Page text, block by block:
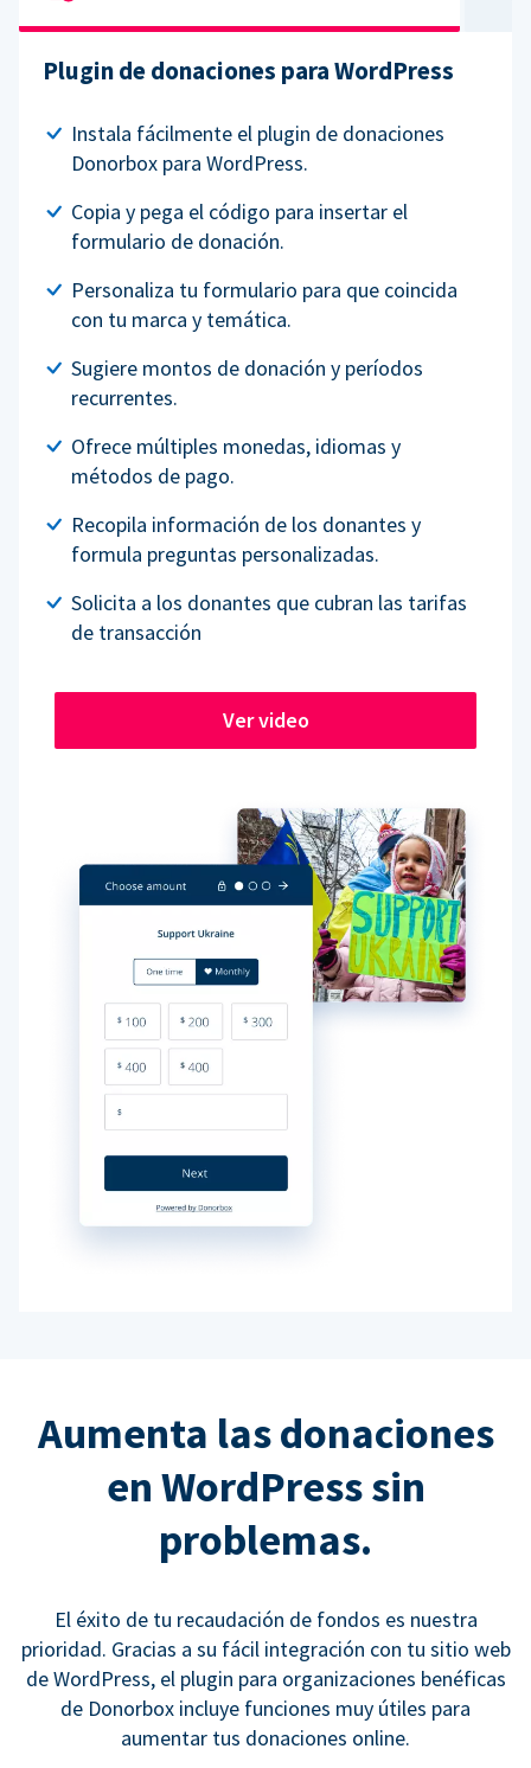
Plugin de donaciones para WordPress
Instala fácilmente el plugin de donaciones
Donorbox para WordPress.
Copia y pega el código para insertar el
formulario de donación.
Personaliza tu formulario para que coincida
con tu marca y temática.
Sugiere montos de donación y períodos
recurrentes.
Ofrece múltiples monedas, idiomas y
métodos de pago.
Recopila información de los donantes y
formula preguntas personalizadas.
Solicita a los donantes que cubran las tarifas
de transacción
Ver video
Aumenta las donaciones
en WordPress sin
problemas.
El éxito de tu recaudación de fondos es nuestra
prioridad. Gracias a su fácil integración con tu sitio web
de WordPress, el plugin para organizaciones benéficas
de Donorbox incluye funciones muy útiles para
aumentar tus donaciones online.